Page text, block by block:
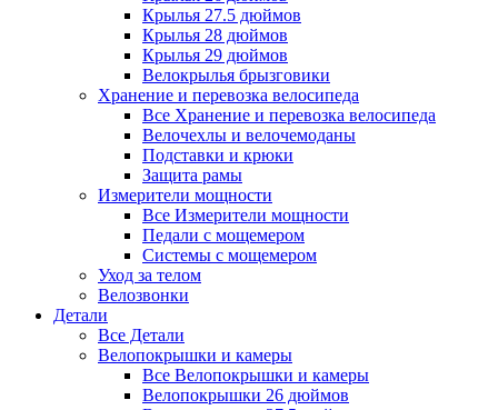
Крылья 27.5 дюймов
Крылья 28 дюймов
Крылья 29 дюймов
Велокрылья брызговики
Хранение и перевозка велосипеда
Все Хранение и перевозка велосипеда
Велочехлы и велочемоданы
Подставки и крюки
Защита рамы
Измерители мощности
Все Измерители мощности
Педали с мощемером
Системы с мощемером
Уход за телом
Велозвонки
Детали
Все Детали
Велопокрышки и камеры
Все Велопокрышки и камеры
Велопокрышки 26 дюймов